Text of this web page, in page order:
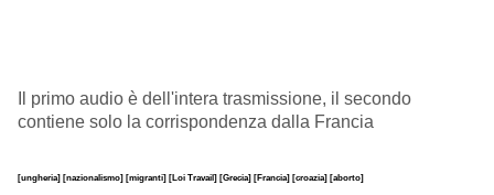
Il primo audio è dell'intera trasmissione, il secondo
contiene solo la corrispondenza dalla Francia
[ungheria] [nazionalismo] [migranti] [Loi Travail] [Grecia] [Francia] [croazia] [aborto]